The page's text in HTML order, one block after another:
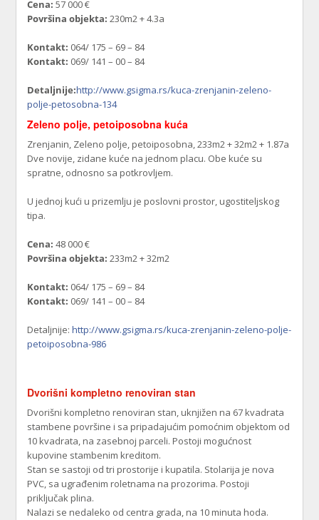
Cena: 57 000 €
Površina objekta: 230m2 + 4.3a
Kontakt: 064/ 175 – 69 – 84
Kontakt: 069/ 141 – 00 – 84
Detaljnije:http://www.gsigma.rs/kuca-zrenjanin-zeleno-
polje-petosobna-134
Zeleno polje, petoiposobna kuća
Zrenjanin, Zeleno polje, petoiposobna, 233m2 + 32m2 + 1.87a
Dve novije, zidane kuće na jednom placu. Obe kuće su
spratne, odnosno sa potkrovljem.
U jednoj kući u prizemlju je poslovni prostor, ugostiteljskog
tipa.
Cena: 48 000 €
Površina objekta: 233m2 + 32m2
Kontakt: 064/ 175 – 69 – 84
Kontakt: 069/ 141 – 00 – 84
Detaljnije:http://www.gsigma.rs/kuca-zrenjanin-zeleno-polje-
petoiposobna-986
Dvorišni kompletno renoviran stan
Dvorišni kompletno renoviran stan, uknjižen na 67 kvadrata
stambene površine i sa pripadajućim pomoćnim objektom od
10 kvadrata, na zasebnoj parceli. Postoji mogućnost
kupovine stambenim kreditom.
Stan se sastoji od tri prostorije i kupatila. Stolarija je nova
PVC, sa ugrađenim roletnama na prozorima. Postoji
priključak plina.
Nalazi se nedaleko od centra grada, na 10 minuta hoda.